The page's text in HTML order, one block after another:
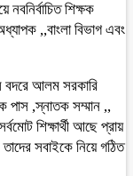
শিক্ষক
,,বাংলা বিভাগ এবং
বদরে আলম সরকারি
,স্নাতক সম্মান ,,
শিক্ষার্থী আছে প্রায়
সবাইকে নিয়ে গঠিত